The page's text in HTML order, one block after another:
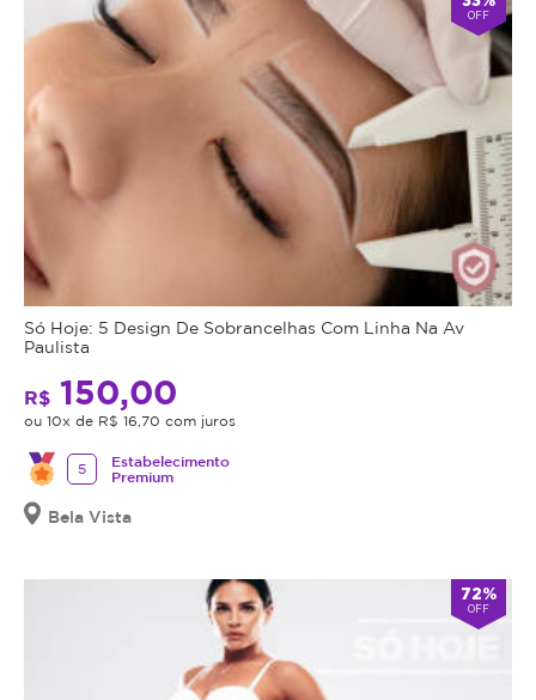
OFF
Só Hoje: 5 Design De Sobrancelhas Com Linha Na Av
Paulista
R$ 150,00
ou 10x de R$ 16,70 com juros
5
Estabelecimento
Premium
Bela Vista
72%
OFF